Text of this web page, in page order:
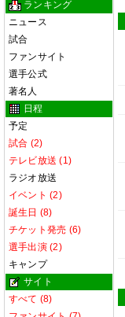
ランキング
ニュース
試合
ファンサイト
選手公式
著名人
日程
予定
試合 (2)
テレビ放送 (1)
ラジオ放送
イベント (2)
誕生日 (8)
チケット発売 (6)
選手出演 (2)
キャンプ
サイト
すべて (8)